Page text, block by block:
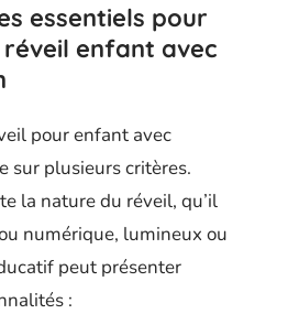
essentiels pour
réveil enfant avec
pour enfant avec
sur plusieurs critères.
la nature du réveil, qu’il
numérique, lumineux ou
peut présenter
: